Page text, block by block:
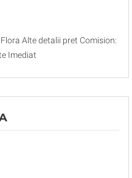
Alte detalii pret Comision:
Imediat